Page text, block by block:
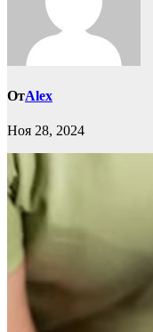
ОтAlex
Ноя 28, 2024